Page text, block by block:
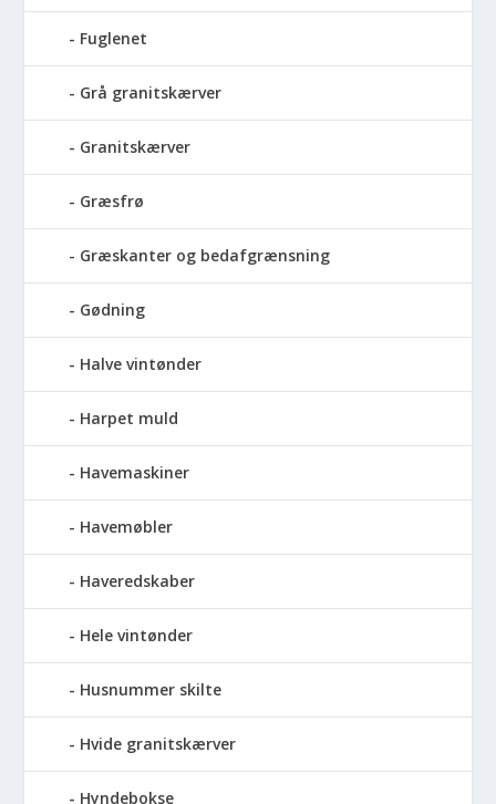
Fuglenet
Grå granitskærver
Granitskærver
Græsfrø
Græskanter og bedafgrænsning
Gødning
Halve vintønder
Harpet muld
Havemaskiner
Havemøbler
Haveredskaber
Hele vintønder
Husnummer skilte
Hvide granitskærver
Hyndebokse